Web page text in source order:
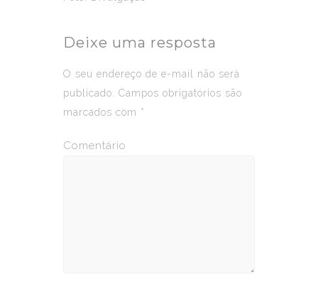
Deixe uma resposta
O seu endereço de e-mail não será
publicado.
Campos obrigatórios são
marcados com *
Comentário